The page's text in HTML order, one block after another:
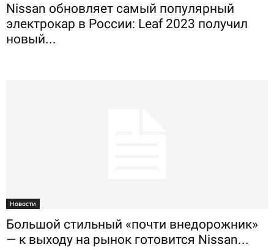
Nissan обновляет самый популярный
электрокар в России: Leaf 2023 получил
новый...
Новости
Большой стильный «почти внедорожник»
— к выходу на рынок готовится Nissan...